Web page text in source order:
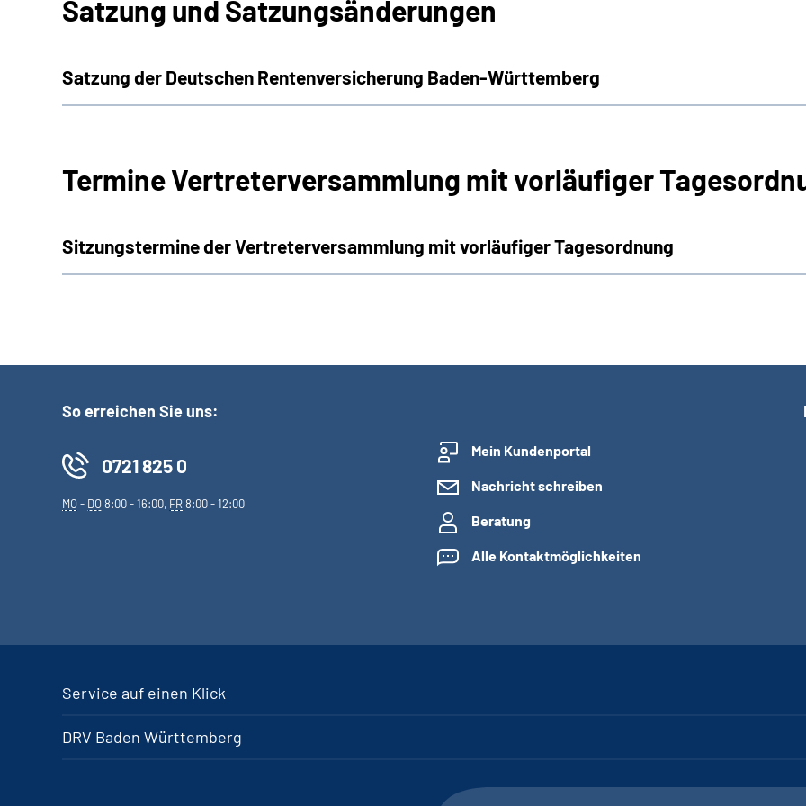
Satzung und Satzungsänderungen
Satzung der Deutschen Rentenversicherung Baden-Württemberg
Termine Vertreterversammlung mit vorläufiger
Sitzungstermine der Vertreterversammlung mit vorläufiger Tagesordnung
So erreichen Sie uns:
0721 825 0
MO- DO8:00 - 16:00, FR8:00 - 12:00
Mein Kundenportal
Nachricht schreiben
Beratung
Alle Kontaktmöglichkeiten
Service auf einen Klick
DRV Baden Württemberg